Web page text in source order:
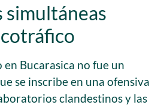
simultáneas
Bucarasica no fue un
se inscribe en una ofensiva
clandestinos y las